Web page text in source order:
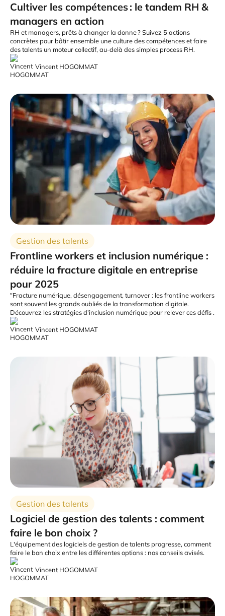
Cultiver les compétences : le tandem RH &
managers en action
RH et managers, prêts à changer la donne ? Suivez 5 actions
concrètes pour bâtir ensemble une culture des compétences et faire
des talents un moteur collectif, au-delà des simples process RH.
Vincent HOGOMMAT
Gestion des talents
Frontline workers et inclusion numérique :
réduire la fracture digitale en entreprise
pour 2025
"Fracture numérique, désengagement, turnover : les frontline workers
sont souvent les grands oubliés de la transformation digitale.
Découvrez les stratégies d'inclusion numérique pour relever ces défis .
Vincent HOGOMMAT
Gestion des talents
Logiciel de gestion des talents : comment
faire le bon choix ?
L'équipement des logiciels de gestion de talents progresse, comment
faire le bon choix entre les différentes options : nos conseils avisés.
Vincent HOGOMMAT